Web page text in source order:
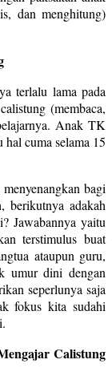
dan menghitung)
terlalu lama pada
(membaca,
Anak TK
hal cuma selama 15
bagi
adakah
Jawabannya yaitu
terstimulus buat
ataupun guru,
umur dini dengan
seperlunya saja
fokus kita sudahi
Calistung